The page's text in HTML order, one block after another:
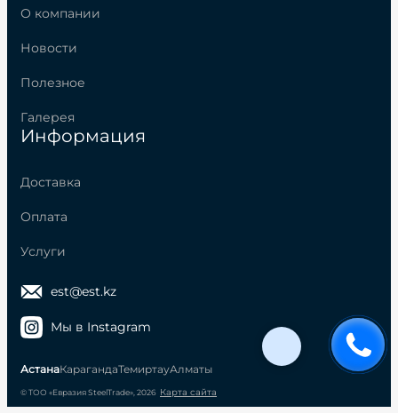
О компании
Новости
Полезное
Галерея
Информация
Доставка
Оплата
Услуги
est@est.kz
Мы в Instagram
АстанаКарагандаТемиртауАлматы
© ТОО «Евразия SteelTrade», 2026 Карта сайта